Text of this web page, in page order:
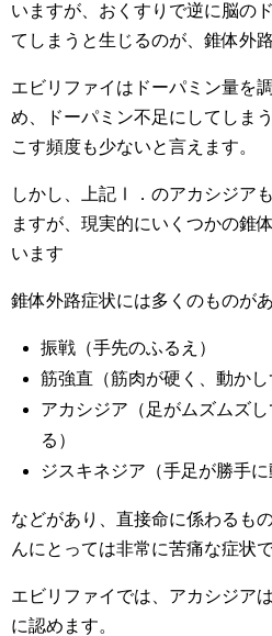
いますが、おくすりで逆に脳の
てしまうと生じるのが、錐体外路
エビリファイはドーパミン量を
め、ドーパミン不足にしてしま
こす頻度も少ないと言えます。
しかし、上記Ⅰ．のアカシジア
ますが、現実的にいくつかの錐
います
錐体外路症状には多くのものがあ
振戦（手先のふるえ）
筋強直（筋肉が硬く、動かし
アカシジア（足がムズムズ
る）
ジスキネジア（手足が勝手に
などがあり、直接命に係わるも
んにとっては非常に苦痛な症状で
エビリファイでは、アカシジア
に認めます。